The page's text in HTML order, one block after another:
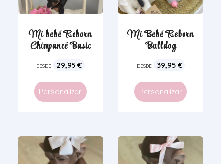
Mi bebé Reborn
Chimpancé Basic
DESDE 29,95 €
Personalizar
Mi Bebé Reborn
Bulldog
DESDE 39,95 €
Personalizar